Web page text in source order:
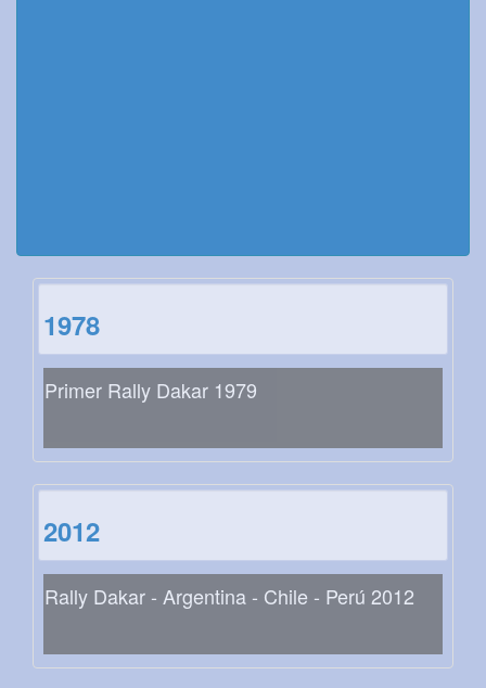
1978
Primer Rally Dakar 1979
2012
Rally Dakar - Argentina - Chile - Perú 2012